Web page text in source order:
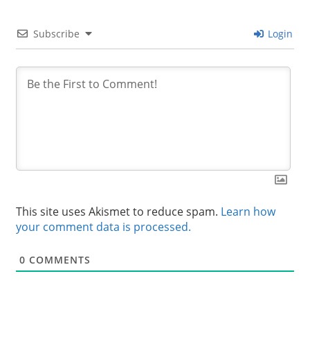
Subscribe Login
This site uses Akismet to reduce spam. Learn how
your comment data is processed.
0 COMMENTS